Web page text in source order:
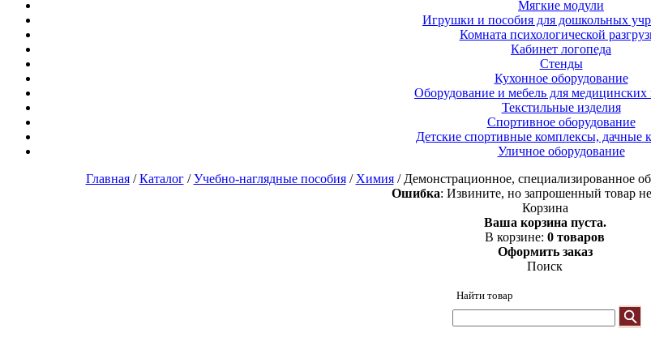
Мягкие модули
Игрушки и пособия для дошкольных
Комната психологической
Кабинет логопеда
Стенды
Кухонное оборудование
Оборудование и мебель для медицинских
Текстильные изделия
Спортивное оборудование
Детские спортивные комплексы, дачные
Уличное оборудование
Главная/Каталог/Учебно-наглядные пособия/ Химия/ Демонстрационное, специализированное
Ошибка: Извините, но запрошенный товар
Корзина
Ваша корзина пуста.
В корзине: 0 товаров
Оформить заказ
Поиск
Найти товар